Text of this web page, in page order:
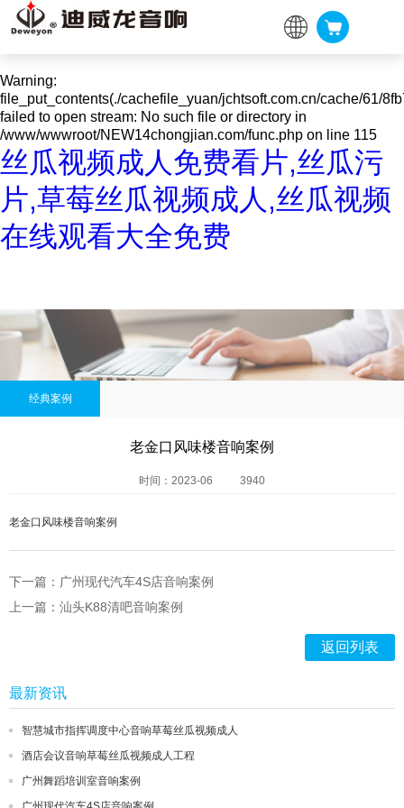
Warning: mkdir(): No space left on device in
on line
Warning:
file_put_contents(./cachefile_yuan/jchtsoft.com.cn/cache/61/
failed to open stream: No such file or directory in
/www/wwwroot/NEW14chongjian.com/func.php on line 115
丝瓜视频成人免费看片,丝瓜污
片,草莓丝瓜视频成人,丝瓜视频
在线观看大全免费
经典案例
老金口风味楼音响案例
时间：2023-06 3940
老金口风味楼音响案例
下一篇：广州现代汽车4S店音响案例
上一篇：汕头K88清吧音响案例
返回列表
最新资讯
智慧城市指挥调度中心音响草莓丝瓜视频成人
酒店会议音响草莓丝瓜视频成人工程
广州舞蹈培训室音响案例